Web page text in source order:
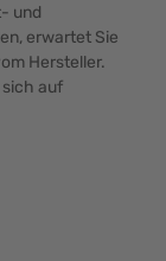
und
erwartet Sie
Hersteller.
sich auf